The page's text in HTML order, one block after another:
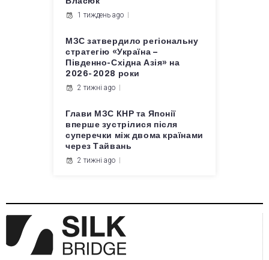
1 тиждень ago
МЗС затвердило регіональну
стратегію «Україна –
Південно-Східна Азія» на
2026-2028 роки
2 тижні ago
Глави МЗС КНР та Японії
вперше зустрілися після
суперечки між двома країнами
через Тайвань
2 тижні ago